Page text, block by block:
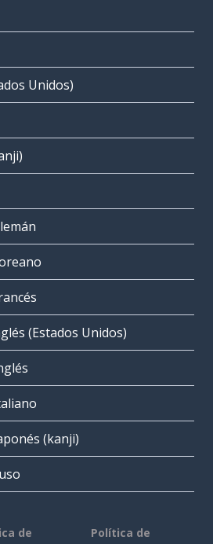
Unidos)
(Estados Unidos)
(kanji)
de
Política de